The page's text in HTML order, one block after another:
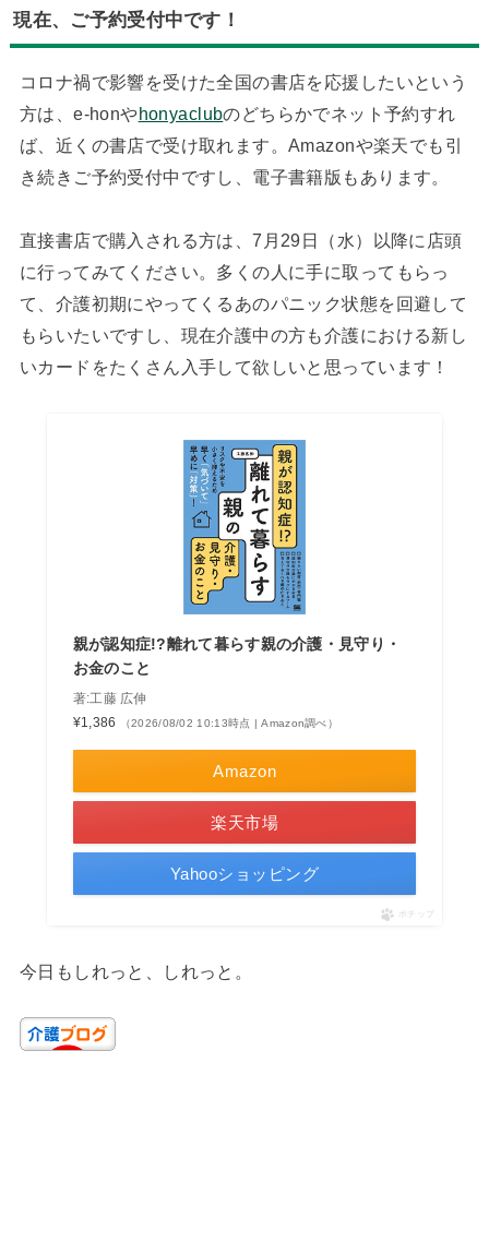
現在、ご予約受付中です！
コロナ禍で影響を受けた全国の書店を応援したいという
方は、e-honやhonyaclubのどちらかでネット予約すれ
ば、近くの書店で受け取れます。Amazonや楽天でも引
き続きご予約受付中ですし、電子書籍版もあります。
直接書店で購入される方は、7月29日（水）以降に店頭
に行ってみてください。多くの人に手に取ってもらっ
て、介護初期にやってくるあのパニック状態を回避して
もらいたいですし、現在介護中の方も介護における新し
いカードをたくさん入手して欲しいと思っています！
親が認知症!?離れて暮らす親の介護・見守り・
お金のこと
著:工藤 広伸
¥1,386
（2026/08/02 10:13時点 | Amazon調べ）
Amazon
楽天市場
Yahooショッピング
ポチップ
今日もしれっと、しれっと。